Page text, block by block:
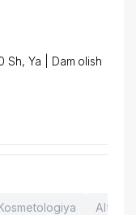
Sh, Ya | Dam olish